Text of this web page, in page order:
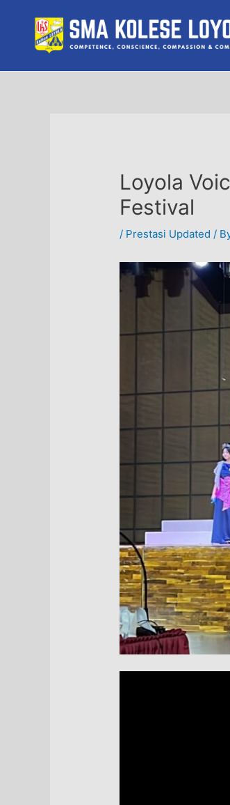
content
Loyola
Festival
/ Prestasi Updated /